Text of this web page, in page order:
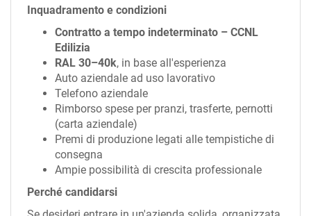
Inquadramento e condizioni
Contratto a tempo indeterminato – CCNL
Edilizia
RAL 30–40k, in base all'esperienza
Auto aziendale ad uso lavorativo
Telefono aziendale
Rimborso spese per pranzi, trasferte, pernotti
(carta aziendale)
Premi di produzione legati alle tempistiche di
consegna
Ampie possibilità di crescita professionale
Perché candidarsi